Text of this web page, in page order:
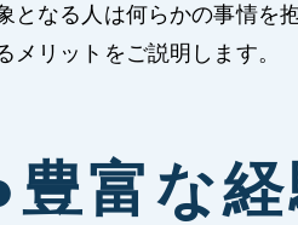
となる人は何らかの事情を
リットをご説明します。
豊富な